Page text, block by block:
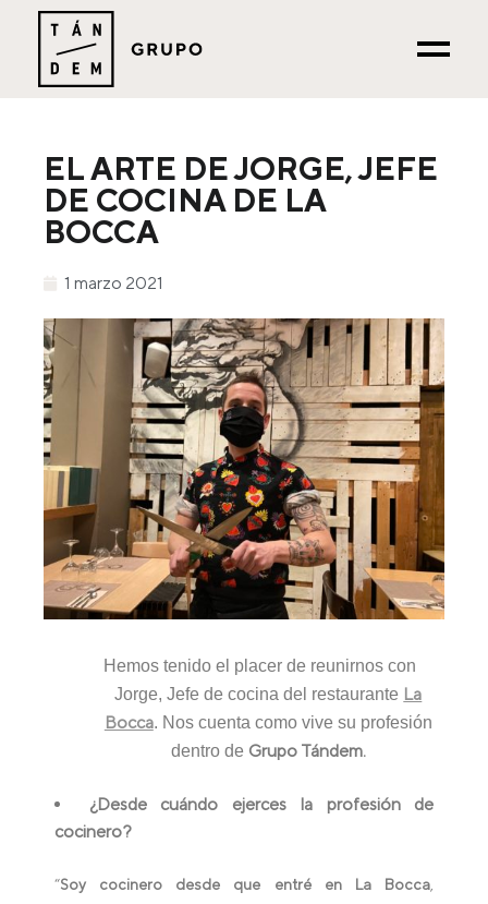
EL ARTE DE JORGE, JEFE
DE COCINA DE LA
BOCCA
1 marzo 2021
Hemos tenido el placer de reunirnos con
Jorge, Jefe de cocina del restaurante La
Bocca. Nos cuenta como vive su profesión
dentro de Grupo Tándem.
¿Desde cuándo ejerces la profesión de
cocinero?
“Soy cocinero desde que entré en La Bocca